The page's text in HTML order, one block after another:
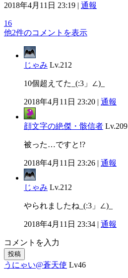
2018年4月11日 23:19 | 通報
16
他2件のコメントを表示
じゃみ Lv.212
10個超えてた_(:3」∠)_
2018年4月11日 23:20 | 通報
顔文字の絶傑・骸信者 Lv.209
被った…ですと!?
2018年4月11日 23:26 | 通報
じゃみ Lv.212
やられましたね_(:3」∠)_
2018年4月11日 23:34 | 通報
コメントを入力
投稿
うにゃい@蒼天使 Lv46